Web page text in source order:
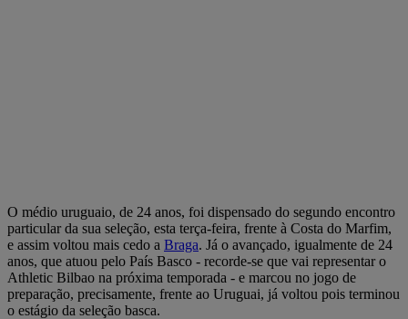
O médio uruguaio, de 24 anos, foi dispensado do segundo encontro
particular da sua seleção, esta terça-feira, frente à Costa do Marfim,
e assim voltou mais cedo a Braga. Já o avançado, igualmente de 24
anos, que atuou pelo País Basco - recorde-se que vai representar o
Athletic Bilbao na próxima temporada - e marcou no jogo de
preparação, precisamente, frente ao Uruguai, já voltou pois terminou
o estágio da seleção basca.